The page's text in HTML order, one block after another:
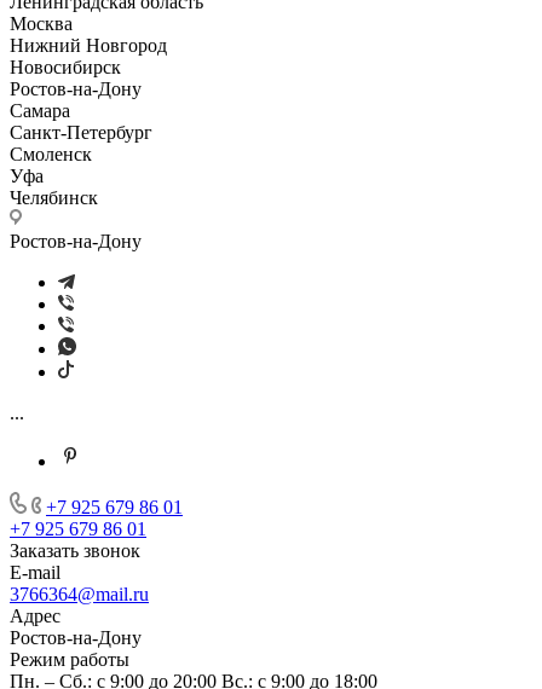
Москва
Нижний Новгород
Новосибирск
Ростов-на-Дону
Самара
Санкт-Петербург
Смоленск
Уфа
Челябинск
Ростов-на-Дону
...
+7 925 679 86 01
+7 925 679 86 01
Заказать звонок
E-mail
3766364@mail.ru
Адрес
Ростов-на-Дону
Режим работы
Пн. – Сб.: с 9:00 до 20:00 Вс.: с 9:00 до 18:00